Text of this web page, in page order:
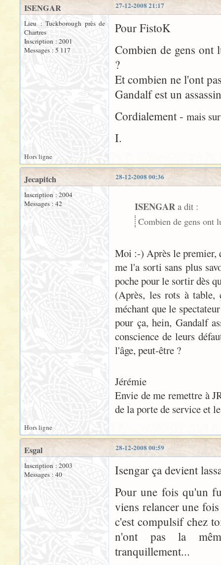
27-12-2008 21:17
ISENGAR
Lieu : Tuckborough près de
Chartres
Inscription : 2001
Messages : 5 117
Pour FistoK
Combien de gens ont
?
Et combien ne l'ont
Gandalf est un
Cordialement - mais
I.
Hors ligne
28-12-2008 00:36
Jecapitch
Inscription : 2004
Messages : 42
ISENGAR a dit :
Combien de gens ont
Moi :-) Après le premier,
me l'a sorti sans plus
poche pour le sortir dès
(Après, les rots à table,
méchant que le
pour ça, hein, Gandalf
conscience de leurs
l'âge, peut-être ?
Jérémie
Envie de me remettre à
de la porte de service et
Hors ligne
28-12-2008 00:59
Esgal
Inscription : 2003
Messages : 40
Isengar ça devient
Pour une fois qu'un
viens relancer une
c'est compulsif chez
n'ont pas la
tranquillement...